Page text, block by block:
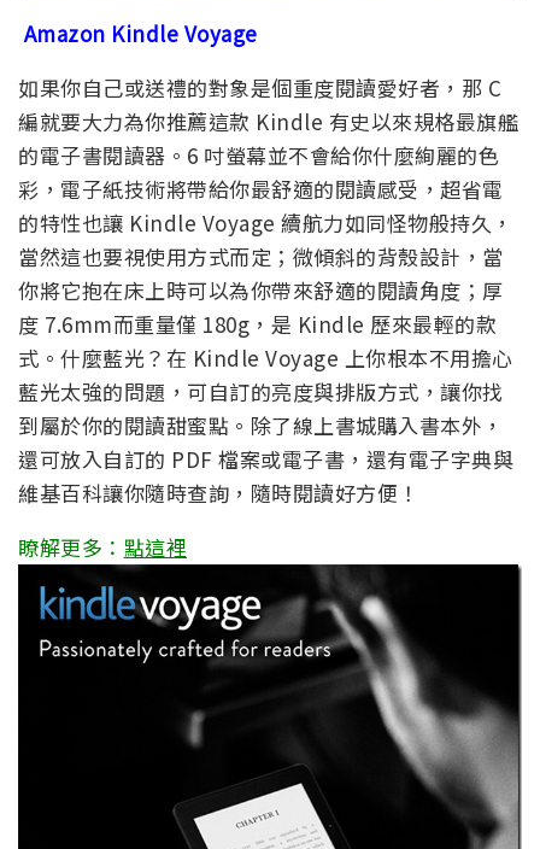
Amazon Kindle Voyage
如果你自己或送禮的對象是個重度閱讀愛好者，那 C
編就要大力為你推薦這款 Kindle 有史以來規格最旗艦
的電子書閱讀器。6 吋螢幕並不會給你什麼絢麗的色
彩，電子紙技術將帶給你最舒適的閱讀感受，超省電
的特性也讓 Kindle Voyage 續航力如同怪物般持久，
當然這也要視使用方式而定；微傾斜的背殼設計，當
你將它抱在床上時可以為你帶來舒適的閱讀角度；厚
度 7.6mm而重量僅 180g，是 Kindle 歷來最輕的款
式。什麼藍光？在 Kindle Voyage 上你根本不用擔心
藍光太強的問題，可自訂的亮度與排版方式，讓你找
到屬於你的閱讀甜蜜點。除了線上書城購入書本外，
還可放入自訂的 PDF 檔案或電子書，還有電子字典與
維基百科讓你隨時查詢，隨時閱讀好方便！
瞭解更多： 點這裡